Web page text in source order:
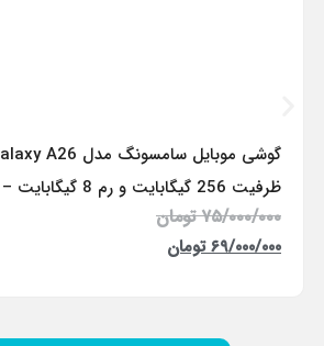
ظرفیت 256 گیگابایت و رم 8 گیگابایت – ویتنام
۷۵/۰۰۰/۰۰۰ تومان
۶۹/۰۰۰/۰۰۰ تومان